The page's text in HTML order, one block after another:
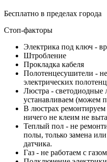
Бесплатно в пределах города
Стоп-факторы
Электрика под ключ -
Штробление
Прокладка кабеля
Полотенцесушители -
электрических
Люстра - светодиодные
устанавливаем (можем
В люстрах ремонтируем
ничего не клеим не
Теплый пол - не
полы, только замена
датчика.
Газ - не работаем с